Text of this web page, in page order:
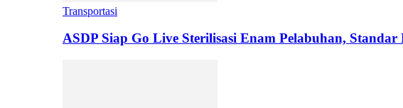
Transportasi
ASDP Siap Go Live Sterilisasi Enam Pelabuhan, Standar